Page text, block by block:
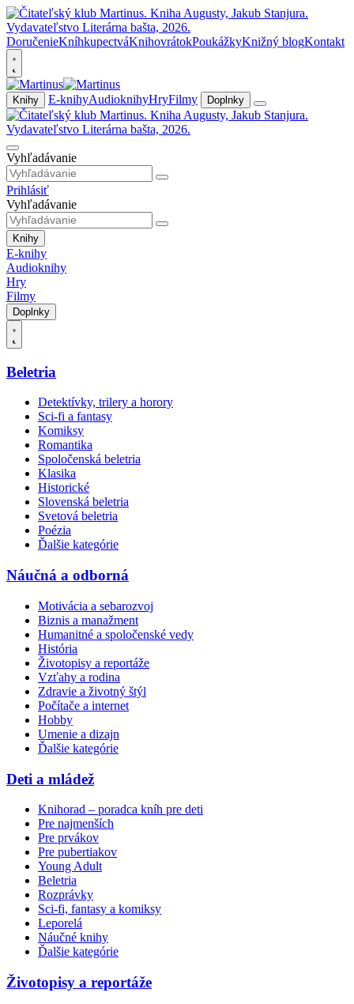
DoručenieKníhkupectváKnihovrátokPoukážkyKnižný blogKontakt
Knihy E-knihyAudioknihyHryFilmy Doplnky
Vyhľadávanie
Prihlásiť
Vyhľadávanie
Knihy
E-knihy
Audioknihy
Hry
Filmy
Doplnky
Beletria
Detektívky, trilery a horory
Sci-fi a fantasy
Komiksy
Romantika
Spoločenská beletria
Klasika
Historické
Slovenská beletria
Svetová beletria
Poézia
Ďalšie kategórie
Náučná a odborná
Motivácia a sebarozvoj
Biznis a manažment
Humanitné a spoločenské vedy
História
Životopisy a reportáže
Vzťahy a rodina
Zdravie a životný štýl
Počítače a internet
Hobby
Umenie a dizajn
Ďalšie kategórie
Deti a mládež
Knihorad – poradca kníh pre deti
Pre najmenších
Pre prvákov
Pre pubertiakov
Young Adult
Beletria
Rozprávky
Sci-fi, fantasy a komiksy
Leporelá
Náučné knihy
Ďalšie kategórie
Životopisy a reportáže